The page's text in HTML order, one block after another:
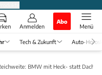
Anmelden
Abo
Menü
Tech & Zukunft Auto-
BMW mit Heck- statt